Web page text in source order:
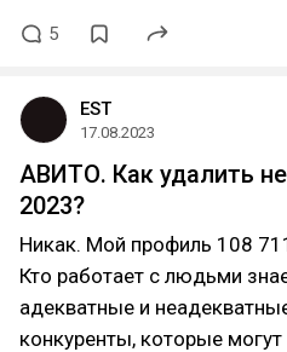
5
EST
17.08.2023
АВИТО. Как удалить
2023?
Никак. Мой профиль 108
Кто работает с людьми
адекватные и
конкуренты, которые могут